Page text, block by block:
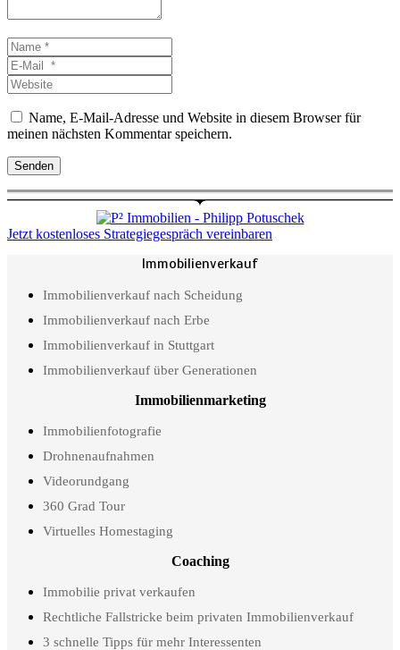
Name
*E-
Mail
*
Website
Name, E-Mail-Adresse und Website in diesem Browser für
meinen nächsten Kommentar speichern.
Senden
Jetzt kostenloses Strategiegespräch vereinbaren
Immobilienverkauf
Immobilienverkauf nach Scheidung
Immobilienverkauf nach Erbe
Immobilienverkauf in Stuttgart
Immobilienverkauf über Generationen
Immobilienmarketing
Immobilienfotografie
Drohnenaufnahmen
Videorundgang
360 Grad Tour
Virtuelles Homestaging
Coaching
Immobilie privat verkaufen
Rechtliche Fallstricke beim privaten Immobilienverkauf
3 schnelle Tipps für mehr Interessenten